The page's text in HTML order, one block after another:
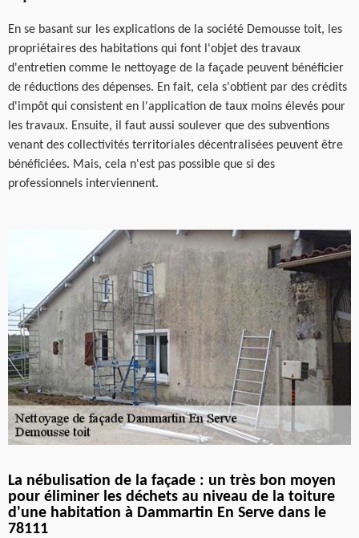
En se basant sur les explications de la société Demousse toit, les
propriétaires des habitations qui font l'objet des travaux
d'entretien comme le nettoyage de la façade peuvent bénéficier
de réductions des dépenses. En fait, cela s'obtient par des crédits
d'impôt qui consistent en l'application de taux moins élevés pour
les travaux. Ensuite, il faut aussi soulever que des subventions
venant des collectivités territoriales décentralisées peuvent être
bénéficiées. Mais, cela n'est pas possible que si des
professionnels interviennent.
La nébulisation de la façade : un très bon moyen
pour éliminer les déchets au niveau de la toiture
d'une habitation à Dammartin En Serve dans le
78111